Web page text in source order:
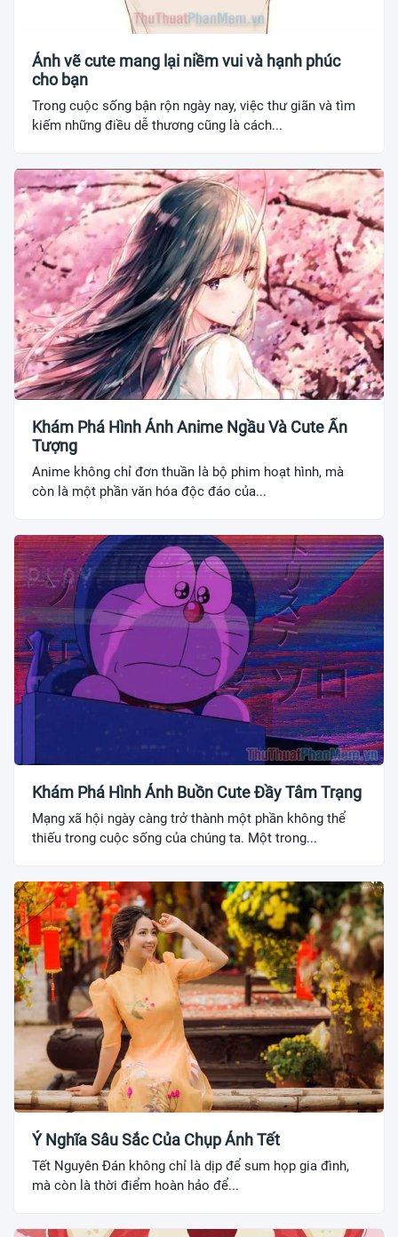
Ảnh vẽ cute mang lại niềm vui và hạnh phúc
cho bạn
Trong cuộc sống bận rộn ngày nay, việc thư giãn và tìm
kiếm những điều dễ thương cũng là cách...
Khám Phá Hình Ảnh Anime Ngầu Và Cute Ấn
Tượng
Anime không chỉ đơn thuần là bộ phim hoạt hình, mà
còn là một phần văn hóa độc đáo của...
Khám Phá Hình Ảnh Buồn Cute Đầy Tâm Trạng
Mạng xã hội ngày càng trở thành một phần không thể
thiếu trong cuộc sống của chúng ta. Một trong...
Ý Nghĩa Sâu Sắc Của Chụp Ảnh Tết
Tết Nguyên Đán không chỉ là dịp để sum họp gia đình,
mà còn là thời điểm hoàn hảo để...